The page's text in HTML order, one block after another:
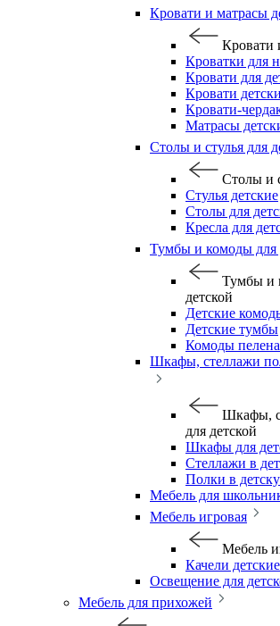
Кровати и матрасы
Кровати
Кроватки для
Кровати для
Кровати
Кровати-
Матрасы
Столы и стулья для
Столы и
Стулья детские
Столы для
Кресла для
Тумбы и комоды для
Тумбы и
детской
Детские
Детские тумбы
Комоды
Шкафы, стеллажи
Шкафы,
для детской
Шкафы для
Стеллажи в
Полки в
Мебель для
Мебель игровая
Мебель
Качели
Освещение для
Мебель для прихожей